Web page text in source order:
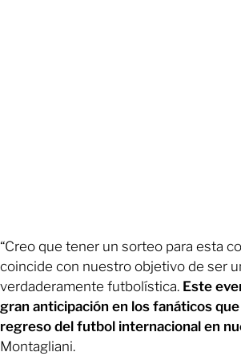
“Creo que tener un sorteo para esta
coincide con nuestro objetivo de ser
verdaderamente futbolística. Este
gran anticipación en los fanáticos
regreso del futbol internacional en
Montagliani.